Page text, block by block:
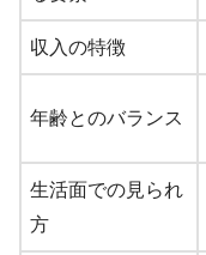
収入の特徴
年齢とのバランス
生活面での見られ
方